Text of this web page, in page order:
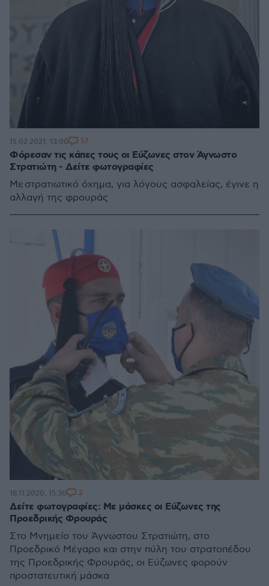
Φόρεσαν τις κάπες τους οι Εύζωνες στον Άγνωστο
Στρατιώτη - Δείτε φωτογραφίες
Με στρατιωτικό όχημα, για λόγους ασφαλείας, έγινε η
αλλαγή της φρουράς
15.02.2021, 13:00 57
Δείτε φωτογραφίες: Με μάσκες οι Εύζωνες της
Προεδρικής Φρουράς
Στο Μνημείο του Άγνωστου Στρατιώτη, στο
Προεδρικό Μέγαρο και στην πύλη του στρατοπέδου
της Προεδρικής Φρουράς, οι Εύζωνες φορούν
προστατευτική μάσκα
18.11.2020, 15:30 2